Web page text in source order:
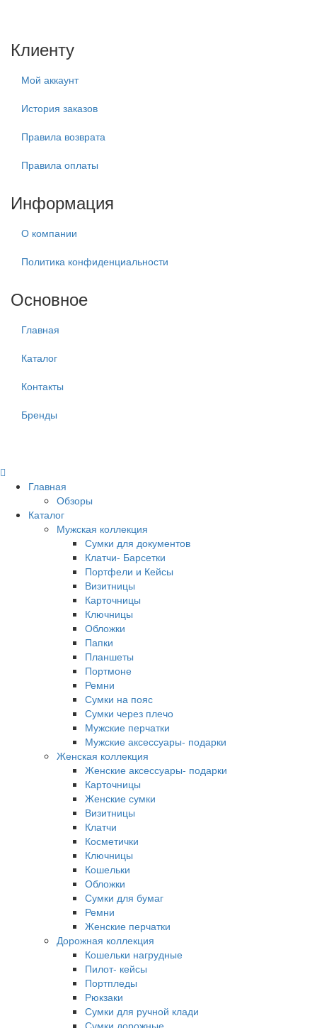
Клиенту
Мой аккаунт
История заказов
Правила возврата
Правила оплаты
Информация
О компании
Политика конфиденциальности
Основное
Главная
Каталог
Контакты
Бренды
Главная
Обзоры
Каталог
Мужская коллекция
Сумки для документов
Клатчи- Барсетки
Портфели и Кейсы
Визитницы
Карточницы
Ключницы
Обложки
Папки
Планшеты
Портмоне
Ремни
Сумки на пояс
Сумки через плечо
Мужские перчатки
Мужские аксессуары- подарки
Женская коллекция
Женские аксессуары- подарки
Карточницы
Женские сумки
Визитницы
Клатчи
Косметички
Ключницы
Кошельки
Обложки
Сумки для бумаг
Ремни
Женские перчатки
Дорожная коллекция
Кошельки нагрудные
Пилот- кейсы
Портпледы
Рюкзаки
Сумки для ручной клади